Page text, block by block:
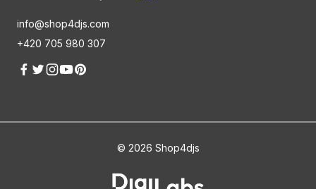
info@shop4djs.com
+420 705 980 307
© 2026 Shop4djs